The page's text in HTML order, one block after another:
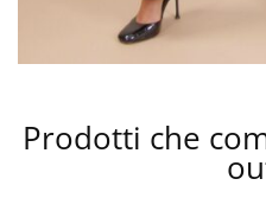
Prodotti che